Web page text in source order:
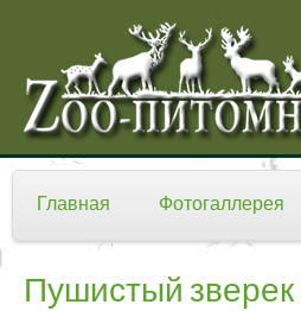
Главная Фотогаллерея
Пушистый